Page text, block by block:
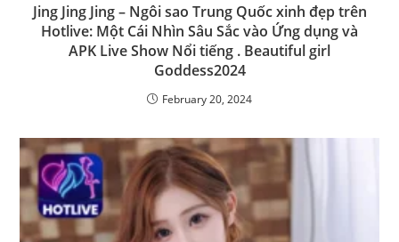
Jing Jing Jing – Ngôi sao Trung Quốc xinh đẹp trên
Hotlive: Một Cái Nhìn Sâu Sắc vào Ứng dụng và
APK Live Show Nổi tiếng . Beautiful girl
Goddess2024
February 20, 2024